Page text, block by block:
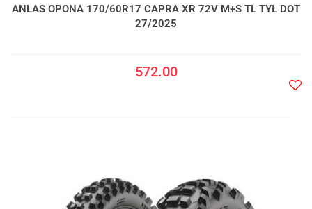
ANLAS OPONA 170/60R17 CAPRA XR 72V M+S TL TYŁ DOT
27/2025
572.00